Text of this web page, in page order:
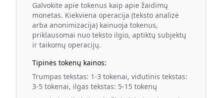
Galvokite apie tokenus kaip apie žaidimų
monetas. Kiekviena operacija (teksto analizė
arba anonimizacija) kainuoja tokenus,
priklausomai nuo teksto ilgio, aptiktų subjektų
ir taikomų operacijų.
Tipinės tokenų kainos:
Trumpas tekstas: 1-3 tokenai, vidutinis tekstas:
3-5 tokenai, ilgas tekstas: 5-15 tokenų